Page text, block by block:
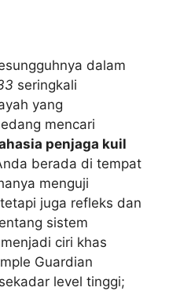
dalam
seringkali
yang
mencari
penjaga kuil
berada di tempat
menguji
juga refleks dan
sistem
ciri khas
Guardian
level tinggi;